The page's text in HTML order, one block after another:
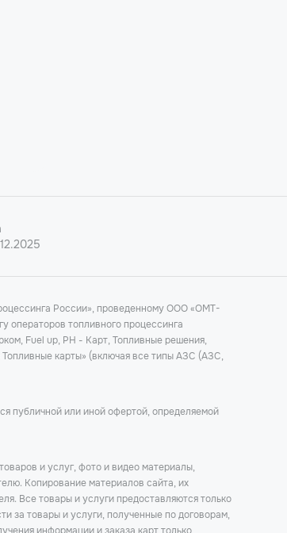
России», проведенному ООО «ОМТ-
операторов топливного процессинга
Fuel up, РН - Карт, Топливные решения,
карты» (включая все типы АЗС (АЗС,
публичной или иной офертой, определяемой
и услуг, фото и видео материалы,
Копирование материалов сайта, их
Все товары и услуги предоставляются только
за товары и услуги, полученные по договорам,
информации и заказа карт только